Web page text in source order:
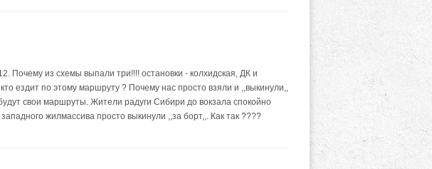
Почему из схемы выпали три!!!! остановки - колхидская, ДК и
ездит по этому маршруту ? Почему нас просто взяли и ,,выкинули,,
свои маршруты. Жители радуги Сибири до вокзала спокойно
жилмассива просто выкинули ,,за борт,,. Как так ????